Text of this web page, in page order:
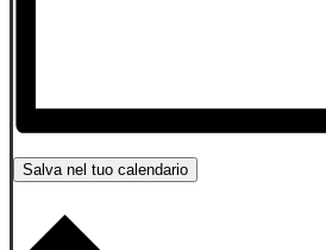
Salva nel tuo calendario